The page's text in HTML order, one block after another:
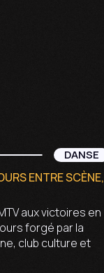
DANSE
ENTRE SCÈNE,
aux victoires en
forgé par la
club culture et